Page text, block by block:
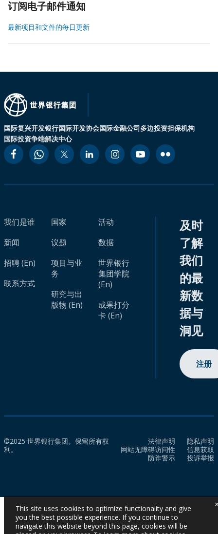
订阅电子邮件通知
最新项目和文件的每日更新
国际复兴开发银行国际开发协会国际金融公司多边投资担保机构
国际投资争端解决中心
我们是谁
新闻
招聘 (En)
联系方式
国家
议题
项目与业
务
研究与出
版物 (En)
活动
数据
世界银行
集团学院
(En)
成果打分
卡 (En)
及时
了解
我们
的最
新数
据与
洞见
注册
©2025 世界银行集团。保留所有权
利。
法律声明
隐私声明
网站无障碍访问性
信息获取
防诈警示
投诉举报
This site uses cookies to optimize functionality and give
you the best possible experience. If you continue to
navigate this website beyond this page, cookies will be